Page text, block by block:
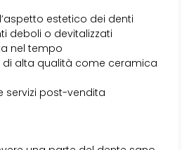
estetico dei denti
deboli o devitalizzati
nel tempo
di alta qualità come ceramica
servizi post-vendita